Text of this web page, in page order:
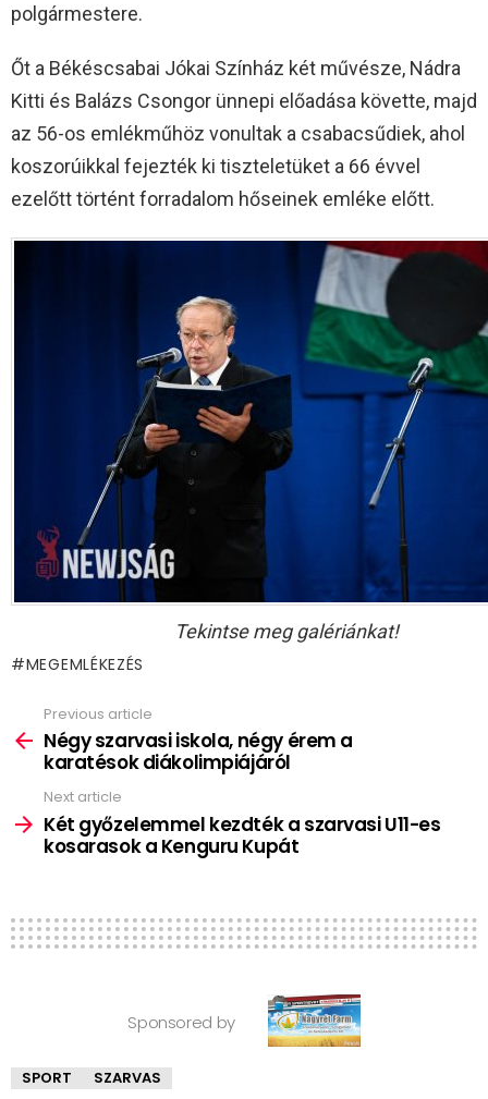
polgármestere.
Őt a Békéscsabai Jókai Színház két művésze, Nádra
Kitti és Balázs Csongor ünnepi előadása követte, majd
az 56-os emlékműhöz vonultak a csabacsűdiek, ahol
koszorúikkal fejezték ki tiszteletüket a 66 évvel
ezelőtt történt forradalom hőseinek emléke előtt.
Tekintse meg galériánkat!
MEGEMLÉKEZÉS
more
Previous article
Négy szarvasi iskola, négy érem a
karatésok diákolimpiájáról
Next article
Két győzelemmel kezdték a szarvasi U11-es
kosarasok a Kenguru Kupát
Sponsored by
SPORT SZARVAS